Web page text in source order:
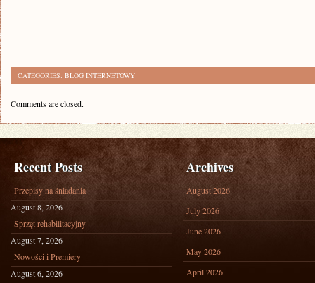
CATEGORIES: BLOG INTERNETOWY
Comments are closed.
Recent Posts
Przepisy na śniadania
August 8, 2026
Sprzęt rehabilitacyjny
August 7, 2026
Nowości i Premiery
August 6, 2026
Archives
August 2026
July 2026
June 2026
May 2026
April 2026